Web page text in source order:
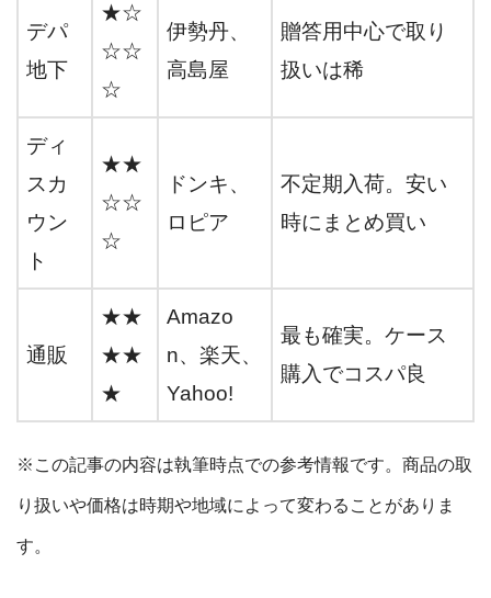
デパ
地下
★☆
☆☆
☆
伊勢丹、
高島屋
贈答用中心で取り
扱いは稀
ディ
スカ
ウン
ト
★★
☆☆
☆
ドンキ、
ロピア
不定期入荷。安い
時にまとめ買い
通販
★★
★★
★
Amazo
n、楽天、
Yahoo!
最も確実。ケース
購入でコスパ良
※この記事の内容は執筆時点での参考情報です。商品の取
り扱いや価格は時期や地域によって変わることがありま
す。